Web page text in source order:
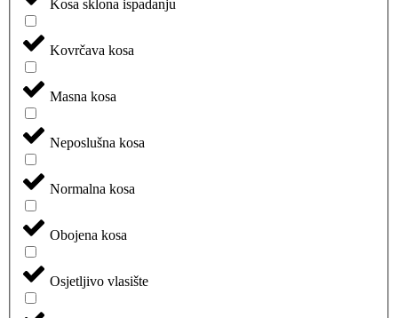
Kosa sklona ispadanju
Kovrčava kosa
Masna kosa
Neposlušna kosa
Normalna kosa
Obojena kosa
Osjetljivo vlasište